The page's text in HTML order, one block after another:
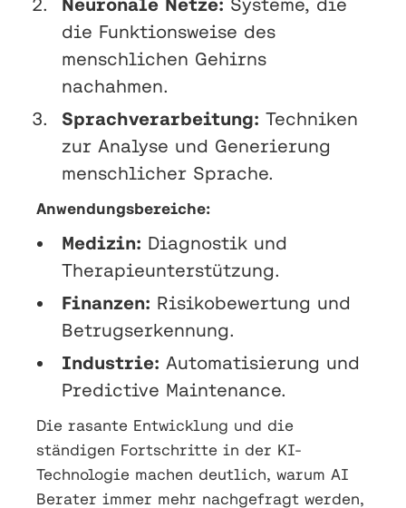
die Funktionsweise des
menschlichen Gehirns
nachahmen.
Sprachverarbeitung: Techniken
zur Analyse und Generierung
menschlicher Sprache.
Anwendungsbereiche:
Medizin: Diagnostik und
Therapieunterstützung.
Finanzen: Risikobewertung und
Betrugserkennung.
Industrie: Automatisierung und
Predictive Maintenance.
Die rasante Entwicklung und die
ständigen Fortschritte in der KI-
Technologie machen deutlich, warum AI
Berater immer mehr nachgefragt werden,